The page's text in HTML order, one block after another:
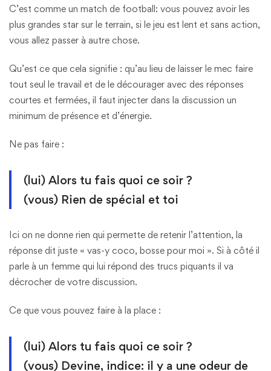
C’est comme un match de football: vous pouvez avoir les
plus grandes star sur le terrain, si le jeu est lent et sans action,
vous allez passer à autre chose.
Qu’est ce que cela signifie : qu’au lieu de laisser le mec faire
tout seul le travail et de le décourager avec des réponses
courtes et fermées, il faut injecter dans la discussion un
minimum de présence et d’énergie.
Ne pas faire :
(lui) Alors tu fais quoi ce soir ?
(vous) Rien de spécial et toi
Ici on ne donne rien qui permette de retenir l’attention, la
réponse dit juste « vas-y coco, bosse pour moi ». Si à côté il
parle à un femme qui lui répond des trucs piquants il va
décrocher de votre discussion.
Ce que vous pouvez faire à la place :
(lui) Alors tu fais quoi ce soir ?
(vous) Devine, indice: il y a une odeur de